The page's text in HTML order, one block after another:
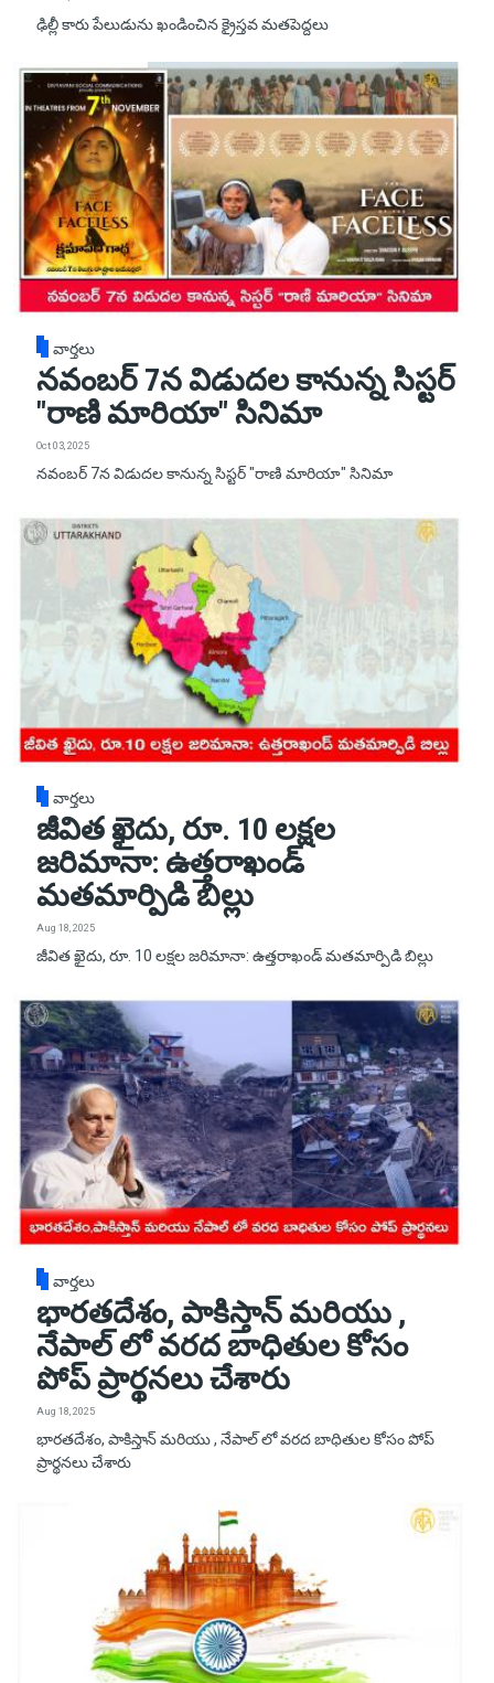
ఢిల్లీ కారు పేలుడును ఖండించిన క్రైస్తవ మతపెద్దలు
వార్తలు
నవంబర్ 7న విడుదల కానున్న సిస్టర్
"రాణి మారియా" సినిమా
Oct 03, 2025
నవంబర్ 7న విడుదల కానున్న సిస్టర్ "రాణి మారియా" సినిమా
వార్తలు
జీవిత ఖైదు, రూ. 10 లక్షల
జరిమానా: ఉత్తరాఖండ్
మతమార్పిడి బిల్లు
Aug 18, 2025
జీవిత ఖైదు, రూ. 10 లక్షల జరిమానా: ఉత్తరాఖండ్ మతమార్పిడి బిల్లు
వార్తలు
భారతదేశం, పాకిస్తాన్ మరియు ,
నేపాల్ లో వరద బాధితుల కోసం
పోప్ ప్రార్థనలు చేశారు
Aug 18, 2025
భారతదేశం, పాకిస్తాన్ మరియు , నేపాల్ లో వరద బాధితుల కోసం పోప్
ప్రార్థనలు చేశారు